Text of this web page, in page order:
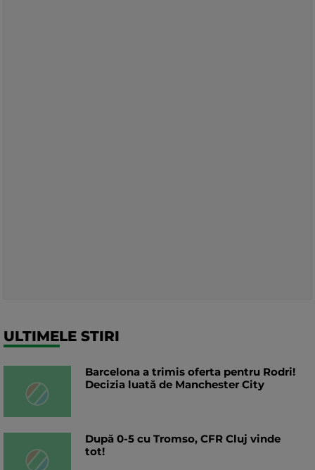
ULTIMELE STIRI
Barcelona a trimis oferta pentru Rodri!
Decizia luată de Manchester City
După 0-5 cu Tromso, CFR Cluj vinde
tot!